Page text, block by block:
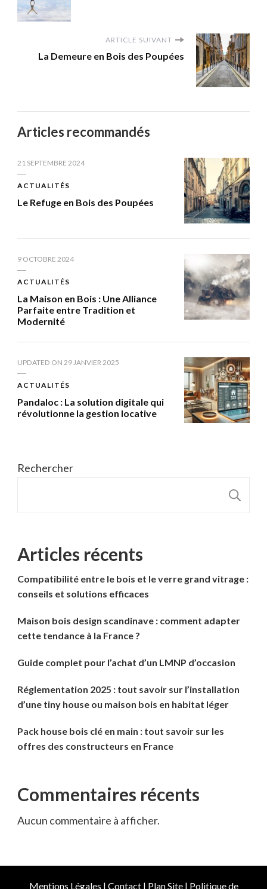
ARTICLE SUIVANT
La Demeure en Bois des Poupées
Articles recommandés
21 SEPTEMBRE 2024
ACTUALITÉS
Le Refuge en Bois des Poupées
9 OCTOBRE 2024
ACTUALITÉS
La Maison en Bois : Une Alliance
Parfaite entre Tradition et
Modernité
UPDATED ON 29 JANVIER 2025
ACTUALITÉS
Pandaloc : La solution digitale qui
révolutionne la gestion locative
Rechercher
Articles récents
Compatibilité entre le bois et le verre grand vitrage :
conseils et solutions efficaces
Maison bois design scandinave : comment adapter
cette tendance à la France ?
Guide complet pour l’achat d’un LMNP d’occasion
Réglementation 2025 : tout savoir sur l’installation
d’une tiny house ou maison bois en habitat léger
Pack house bois clé en main : tout savoir sur les
offres des constructeurs en France
Commentaires récents
Aucun commentaire à afficher.
Mentions Légales | Contact| Plan Site| Politique de